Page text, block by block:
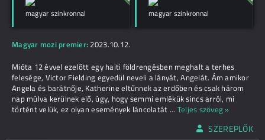
magyar szinkronnal magyar szinkronnal
Magyar mozi premier: 2023.10.12.
Mióta 12 évvel ezelőtt egy haiti földrengésben meghalt a terhes
felesége, Victor Fielding egyedül neveli a lányát, Angelát. Ám amikor
Angela és barátnője, Katherine eltűnnek az erdőben és csak három
nap múlva kerülnek elő, úgy, hogy semmi emlékük sincs arról, mi
történt velük, ez olyan események láncolatát ... Teljes szöveg »
SZEREPLŐK